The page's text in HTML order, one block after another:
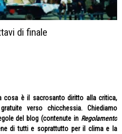
di finale
cosa è il sacrosanto diritto alla critica,
verso chicchessia. Chiediamo
del blog (contenute in Regolamento
di tutti e soprattutto per il clima e la